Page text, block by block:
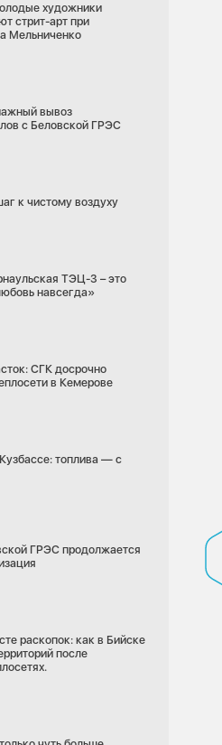
художники
стрит-арт при
Мельниченко
вывоз
с Беловской ГРЭС
к чистому воздуху
ТЭЦ-3 – это
навсегда»
СГК досрочно
в Кемерове
топлива — с
ГРЭС продолжается
раскопок: как в Бийске
после